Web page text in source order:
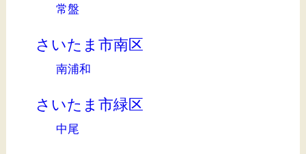
常盤
さいたま市南区
南浦和
さいたま市緑区
中尾